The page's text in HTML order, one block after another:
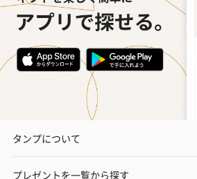
タンプについて
プレゼントを一覧から探す